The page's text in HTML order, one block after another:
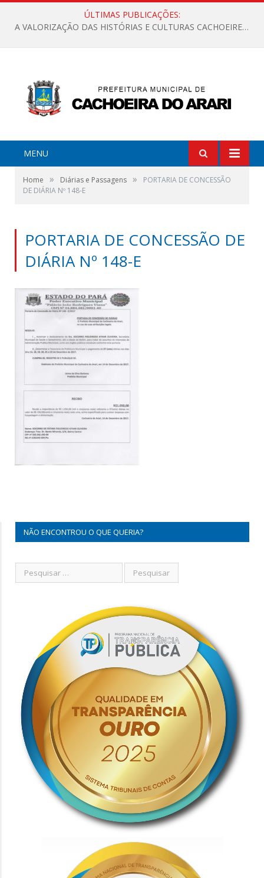
ÚLTIMAS PUBLICAÇÕES:
A VALORIZAÇÃO DAS HISTÓRIAS E CULTURAS CACHOEIRENSES
MENU
Home » Diárias e Passagens »
PORTARIA DE CONCESSÃO
DE DIÁRIA Nº 148-E
PORTARIA DE CONCESSÃO DE
DIÁRIA Nº 148-E
NÃO ENCONTROU O QUE QUERIA?